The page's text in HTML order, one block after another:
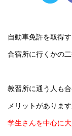
自動車免許を取得
合宿所に行くかの二
教習所に通う人も
メリットがあります
学生さんを中心に